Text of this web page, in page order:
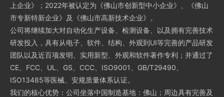
上企业》；2022年被认定为《佛山市创新型中小企业》、《佛山
市专新特新企业》及《佛山市高新技术企业》。
公司将继续加大对自动化生产设备、检测设备、以及拥有完善技术
研发投入，具有从电子、软件、结构、外观到UI等完善的产品研发
团队以及近百项发明、实用新型、外观和软件著作专利；并通过了
CE、FCC、UL、GS、CCC、ISO9001、GB/T29490、
ISO13485等医械、安规质量体系认证。
我们的核心优势：公司坐落中国制造基地：佛山；周边具有完善及